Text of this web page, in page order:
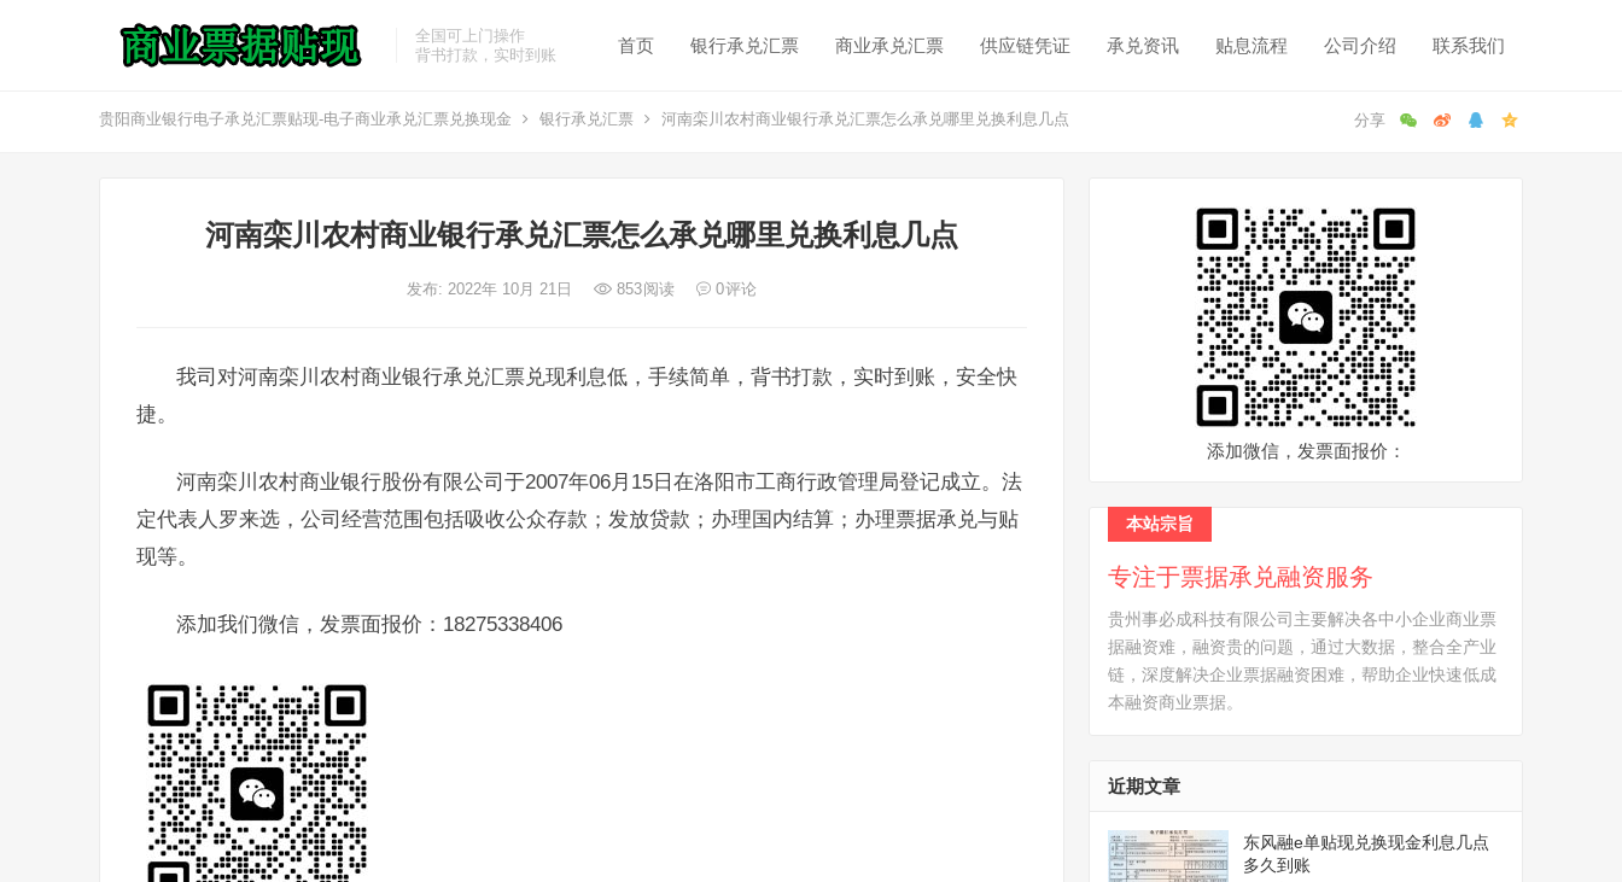
全国可上门操作
背书打款，实时到账
首页 银行承兑汇票 商业承兑汇票 供应链凭证 承兑资讯 贴息流程 公司介绍 联系我们
贵阳商业银行电子承兑汇票贴现-电子商业承兑汇票兑换现金 银行承兑汇票 河南栾川农村商业银行承兑汇票怎么承兑哪里兑换利息几点
河南栾川农村商业银行承兑汇票怎么承兑哪里兑换利息几点
发布: 2022年 10月 21日 853阅读 0评论
我司对河南栾川农村商业银行承兑汇票兑现利息低，手续简单，背书打款，实时到账，安全快
捷。
河南栾川农村商业银行股份有限公司于2007年06月15日在洛阳市工商行政管理局登记成立。法
定代表人罗来选，公司经营范围包括吸收公众存款；发放贷款；办理国内结算；办理票据承兑与贴
现等。
添加我们微信，发票面报价：18275338406
添加微信，发票面报价：
本站宗旨
专注于票据承兑融资服务
贵州事必成科技有限公司主要解决各中小企业商业票
据融资难，融资贵的问题，通过大数据，整合全产业
链，深度解决企业票据融资困难，帮助企业快速低成
本融资商业票据。
近期文章
东风融e单贴现兑换现金利息几点
多久到账